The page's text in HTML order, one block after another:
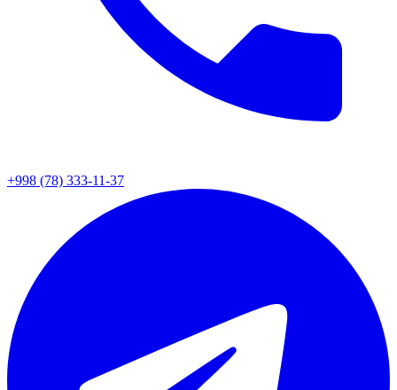
+998 (78) 333-11-37